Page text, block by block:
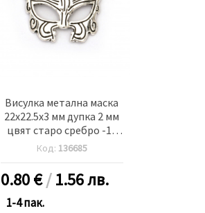
Висулка метална маска
22x22.5x3 мм дупка 2 мм
цвят старо сребро -10
броя
Код: 136685
0.80€/1.56 лв.
1-4 пак.